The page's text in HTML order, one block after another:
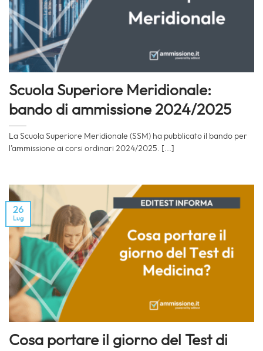
Scuola Superiore Meridionale:
bando di ammissione 2024/2025
La Scuola Superiore Meridionale (SSM) ha pubblicato il bando per
l’ammissione ai corsi ordinari 2024/2025. [...]
Cosa portare il giorno del Test di
26
Lug